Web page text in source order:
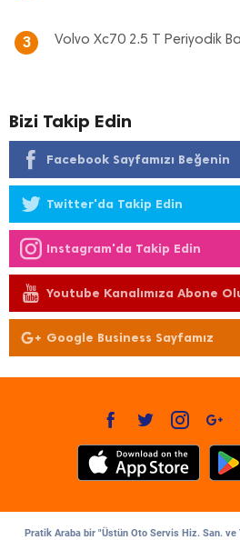
3 Volvo Xc70 2.5 T Periyodik
Bizi Takip Edin
Facebook Sayfamızı Beğenin
Twitter'da Takip Edin
Instagram'da Takip Edin
Youtube Kanalımıza Abone
Google Business Sayfamız
Pratik Araba bir "Üstün Oto Servis Hiz. San. ve